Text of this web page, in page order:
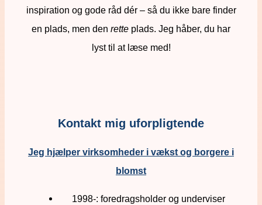
inspiration og gode råd dér – så du ikke bare finder
en plads, men den rette plads. Jeg håber, du har
lyst til at læse med!
Kontakt mig uforpligtende
Jeg hjælper virksomheder i vækst og borgere i
blomst
1998-: foredragsholder og underviser